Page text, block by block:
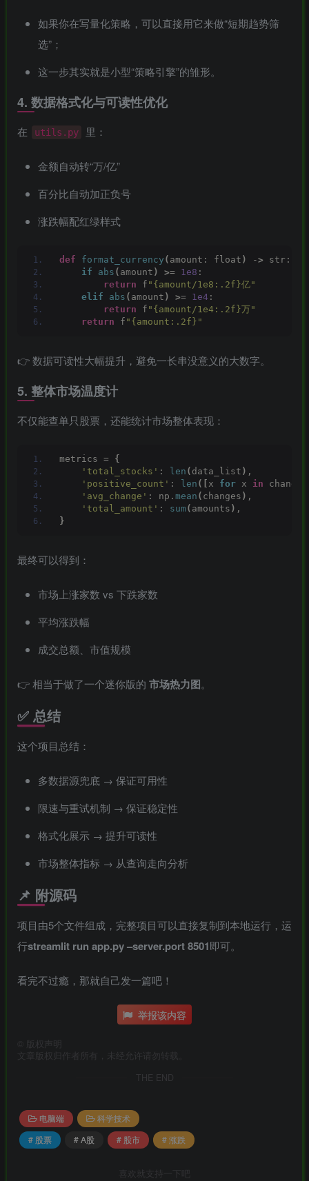
如果你在写量化策略，可以直接用它来做“短期趋势筛
选”；
这一步其实就是小型“策略引擎”的雏形。
4. 数据格式化与可读性优化
在 utils.py 里：
金额自动转“万/亿”
百分比自动加正负号
涨跌幅配红绿样式
def format_currency ( amount: float ) -> str:
if
abs ( amount ) >= 1e8 :
return f "{amount/1e8:.2f}亿"
elif
abs ( amount ) >= 1e4 :
return f "{amount/1e4:.2f}万"
return f "{amount:.2f}"
👉 数据可读性大幅提升，避免一长串没意义的大数字。
5. 整体市场温度计
不仅能查单只股票，还能统计市场整体表现：
metrics = {
'total_stocks' : len ( data_list ) ,
'positive_count' : len ([ x for x in
'avg_change' : np. mean ( changes ) ,
'total_amount' : sum ( amounts ) ,
}
最终可以得到：
市场上涨家数 vs 下跌家数
平均涨跌幅
成交总额、市值规模
👉 相当于做了一个迷你版的 市场热力图。
✅ 总结
这个项目总结：
多数据源兜底 → 保证可用性
限速与重试机制 → 保证稳定性
格式化展示 → 提升可读性
市场整体指标 → 从查询走向分析
📌 附源码
项目由5个文件组成，完整项目可以直接复制到本地运行，运
行streamlit run app.py –server.port 8501即可。
看完不过瘾，那就自己发一篇吧！
举报该内容
版权声明
文章版权归作者所有，未经允许请勿转载。
THE END
电脑端
科学技术
# 股票
# A股 # 股市 # 涨跌
喜欢就支持一下吧